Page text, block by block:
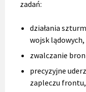
zadań:
działania
wojsk lądowych,
zwalczanie
precyzyjne
zapleczu frontu,